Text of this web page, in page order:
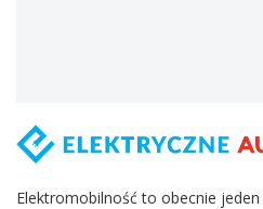
Elektromobilność to obecnie